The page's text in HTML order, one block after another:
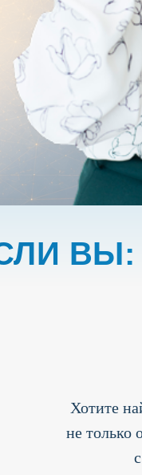
ВЫ:
Хотите
не только